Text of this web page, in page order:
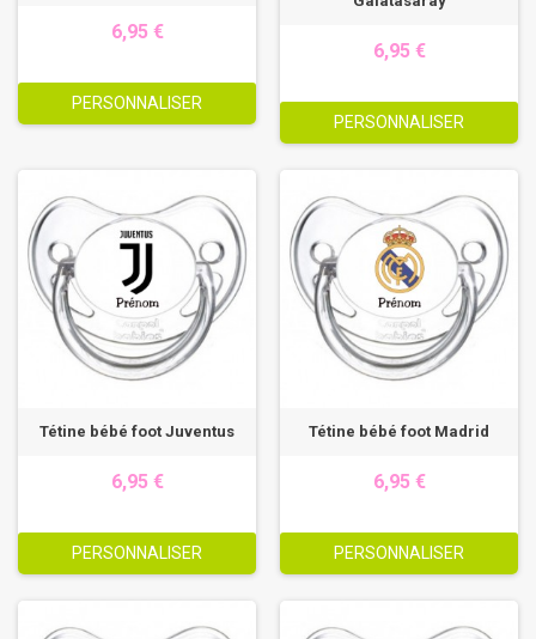
6,95 €
PERSONNALISER
6,95 €
PERSONNALISER
Tétine bébé foot Juventus
6,95 €
PERSONNALISER
Tétine bébé foot Madrid
6,95 €
PERSONNALISER